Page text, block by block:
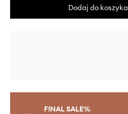
Dodaj do koszyka
FINAL SALE%